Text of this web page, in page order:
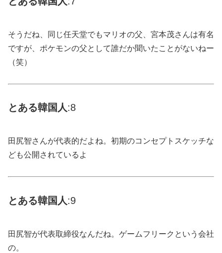
そうだね、同じ任天堂でもマリオの父、宮本茂さんは有名
ですが、ポケモンの父として誰だか聞いたことがないねー
（笑）
とある韓国 人:8
田尻智さんが代表的だよね。初期のコンセプトスケッチな
ども公開されているよ
とある韓国 人:9
田尻智が代表取締役なんだね。ゲームフリークという会社
の。